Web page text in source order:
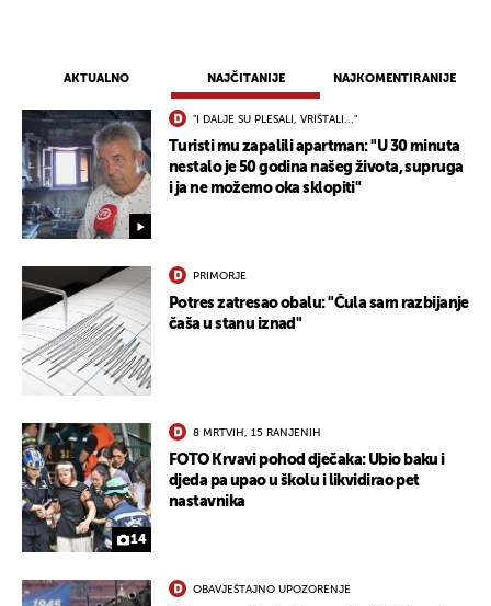
AKTUALNO NAJČITANIJE NAJKOMENTIRANIJE
"I DALJE SU PLESALI, VRIŠTALI..."
Turisti mu zapalili apartman: "U 30 minuta
nestalo je 50 godina našeg života, supruga
i ja ne možemo oka sklopiti"
PRIMORJE
Potres zatresao obalu: "Čula sam razbijanje
čaša u stanu iznad"
14
8 MRTVIH, 15 RANJENIH
FOTO Krvavi pohod dječaka: Ubio baku i
djeda pa upao u školu i likvidirao pet
nastavnika
OBAVJEŠTAJNO UPOZORENJE